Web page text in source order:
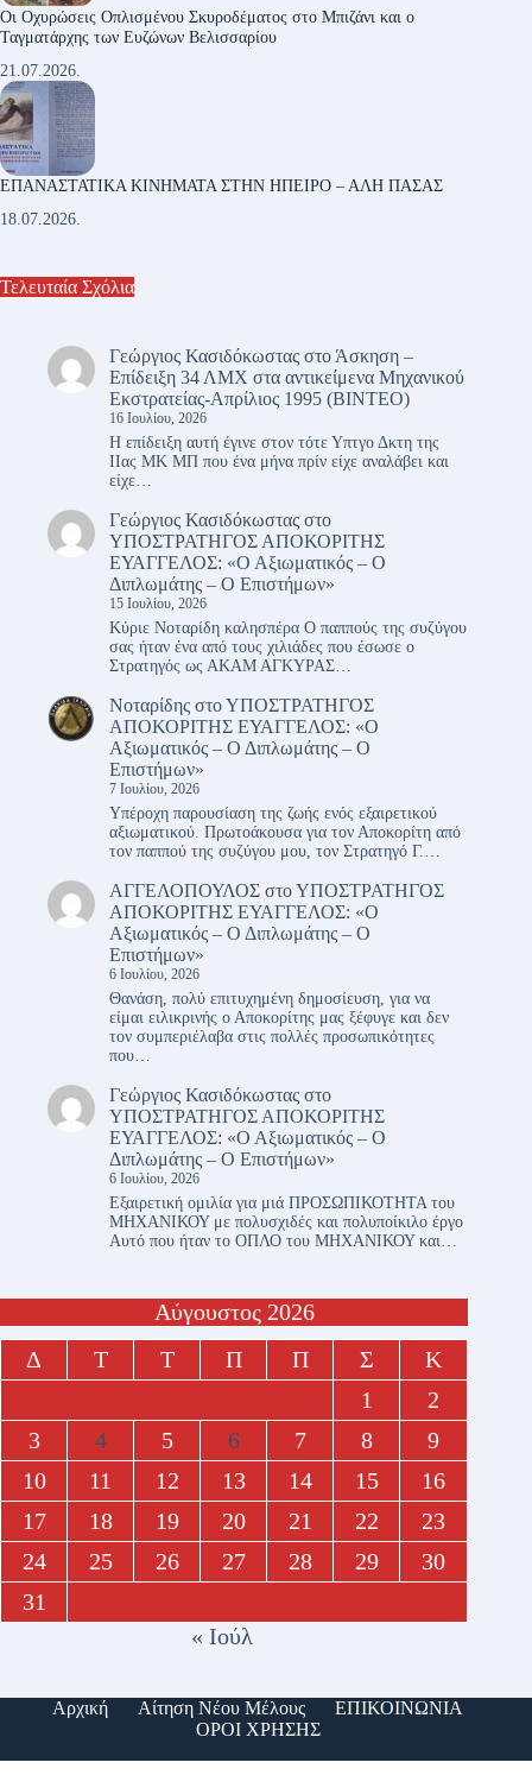
Οι Οχυρώσεις Οπλισμένου Σκυροδέματος στο Μπιζάνι και ο
Ταγματάρχης των Ευζώνων Βελισσαρίου
21.07.2026.
ΕΠΑΝΑΣΤΑΤΙΚΑ ΚΙΝΗΜΑΤΑ ΣΤΗΝ ΗΠΕΙΡΟ – ΑΛΗ ΠΑΣΑΣ
18.07.2026.
Τελευταία Σχόλια
Γεώργιος Κασιδόκωστας στο Άσκηση –
Επίδειξη 34 ΛΜΧ στα αντικείμενα Μηχανικού
Εκστρατείας-Απρίλιος 1995 (ΒΙΝΤΕΟ)
16 Ιουλίου, 2026
Η επίδειξη αυτή έγινε στον τότε Υπτγο Δκτη της
ΙΙας ΜΚ ΜΠ που ένα μήνα πρίν είχε αναλάβει και
είχε…
Γεώργιος Κασιδόκωστας στο
ΥΠΟΣΤΡΑΤΗΓΟΣ ΑΠΟΚΟΡΙΤΗΣ
ΕΥΑΓΓΕΛΟΣ: «Ο Αξιωματικός – Ο
Διπλωμάτης – Ο Επιστήμων»
15 Ιουλίου, 2026
Κύριε Νοταρίδη καλησπέρα Ο παππούς της συζύγου
σας ήταν ένα από τους χιλιάδες που έσωσε ο
Στρατηγός ως ΑΚΑΜ ΑΓΚΥΡΑΣ…
Νοταρίδης στοΥΠΟΣΤΡΑΤΗΓΟΣ
ΑΠΟΚΟΡΙΤΗΣ ΕΥΑΓΓΕΛΟΣ: «Ο
Αξιωματικός – Ο Διπλωμάτης – Ο
Επιστήμων»
7 Ιουλίου, 2026
Υπέροχη παρουσίαση της ζωής ενός εξαιρετικού
αξιωματικού. Πρωτοάκουσα για τον Αποκορίτη από
τον παππού της συζύγου μου, τον Στρατηγό Γ.…
ΑΓΓΕΛΟΠΟΥΛΟΣ στοΥΠΟΣΤΡΑΤΗΓΟΣ
ΑΠΟΚΟΡΙΤΗΣ ΕΥΑΓΓΕΛΟΣ: «Ο
Αξιωματικός – Ο Διπλωμάτης – Ο
Επιστήμων»
6 Ιουλίου, 2026
Θανάση, πολύ επιτυχημένη δημοσίευση, για να
είμαι ειλικρινής ο Αποκορίτης μας ξέφυγε και δεν
τον συμπεριέλαβα στις πολλές προσωπικότητες
που…
Γεώργιος Κασιδόκωστας στο
ΥΠΟΣΤΡΑΤΗΓΟΣ ΑΠΟΚΟΡΙΤΗΣ
ΕΥΑΓΓΕΛΟΣ: «Ο Αξιωματικός – Ο
Διπλωμάτης – Ο Επιστήμων»
6 Ιουλίου, 2026
Εξαιρετική ομιλία για μιά ΠΡΟΣΩΠΙΚΟΤΗΤΑ του
ΜΗΧΑΝΙΚΟΥ με πολυσχιδές και πολυποίκιλο έργο
Αυτό που ήταν το ΟΠΛΟ του ΜΗΧΑΝΙΚΟΥ και…
Αύγουστος 2026
Δ
Τ Τ Π Π Σ
Κ
1
2
3
4 5 6 7 8
9
10
11 12 13 14 15
16
17
18 19 20 21 22
23
24
25 26 27 28 29
30
31
« Ιούλ
Αρχική Αίτηση Νέου Μέλους
ΕΠΙΚΟΙΝΩΝΙΑ
ΟΡΟΙ ΧΡΗΣΗΣ